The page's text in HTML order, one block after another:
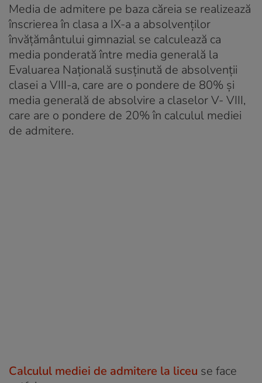
Media de admitere pe baza căreia se realizează
înscrierea în clasa a IX-a a absolvenților
învățământului gimnazial se calculează ca
media ponderată între media generală la
Evaluarea Națională susţinută de absolvenţii
clasei a VIII-a, care are o pondere de 80% şi
media generală de absolvire a claselor V- VIII,
care are o pondere de 20% în calculul mediei
de admitere.
Calculul mediei de admitere la liceu se face